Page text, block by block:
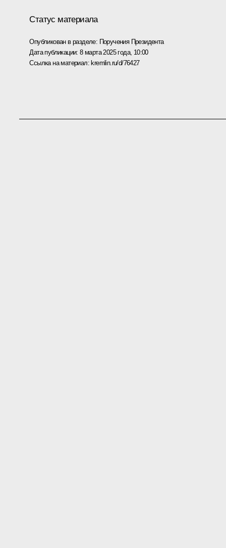
Статус материала
Опубликован в разделе: Поручения Президента
Дата публикации:8 марта 2025 года, 10:00
Ссылка на материал: kremlin.ru/d/76427